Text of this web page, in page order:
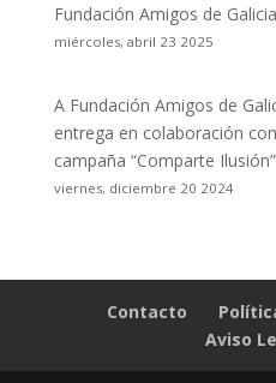
Fundación Amigos de Galicia
miércoles, abril 23 2025
A Fundación Amigos de
entrega en colaboración
campaña “Comparte Ilusión”
viernes, diciembre 20 2024
Contacto
Aviso